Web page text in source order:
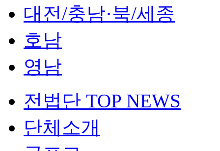
대전/충남·북/세종
호남
영남
전법단 TOP NEWS
단체소개